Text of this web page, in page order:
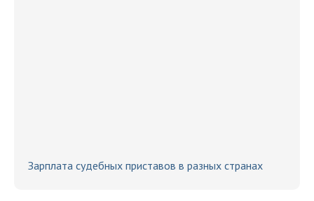
Зарплата судебных приставов в разных странах